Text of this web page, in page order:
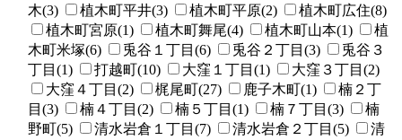
木(3)
植木町平井(3) 植木町平原(2)
植木町広住(8)
植木町宮原(1)
植木町舞尾(4) 植木町山本(1)
植
木町米塚(6)
兎谷１丁目(6) 兎谷２丁目(3)
兎谷３
丁目(1)
打越町(10) 大窪１丁目(1)
大窪３丁目(2)
大窪４丁目(2)
梶尾町(27) 鹿子木町(1)
楠２丁
目(3)
楠４丁目(2) 楠５丁目(1) 楠７丁目(3)
楠
野町(5)
清水岩倉１丁目(7) 清水岩倉２丁目(5)
清